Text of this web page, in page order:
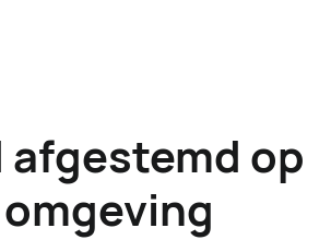
afgestemd op